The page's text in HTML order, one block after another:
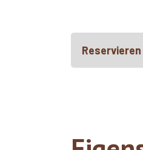
Reservieren